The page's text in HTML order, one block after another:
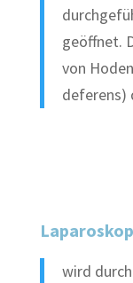
geöffnet.
von
deferens)
wird